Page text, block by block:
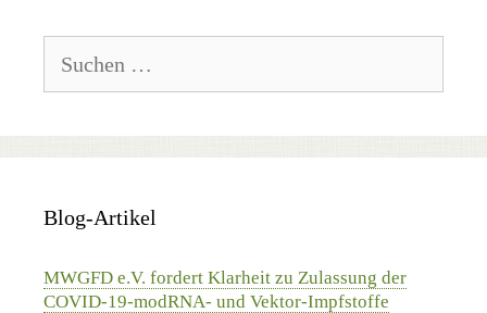
nach:
Blog-Artikel
MWGFD e.V. fordert Klarheit zu Zulassung der
COVID-19-modRNA- und Vektor-Impfstoffe